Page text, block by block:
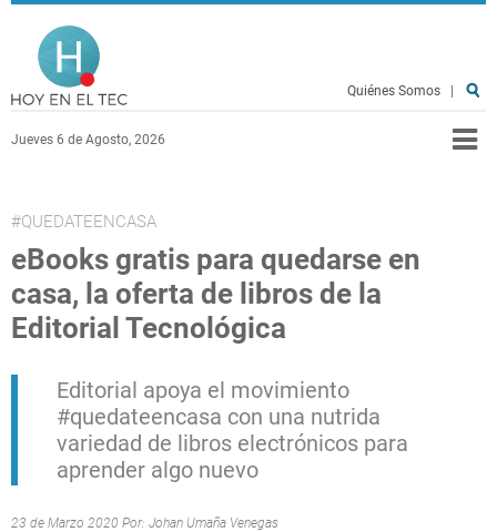
Pasar al contenido principal
Jueves 6 de Agosto, 2026
Quiénes Somos
#QUEDATEENCASA
eBooks gratis para quedarse en
casa, la oferta de libros de la
Editorial Tecnológica
Editorial apoya el movimiento
#quedateencasa con una nutrida
variedad de libros electrónicos para
aprender algo nuevo
23 de Marzo 2020 Por: Johan Umaña Venegas